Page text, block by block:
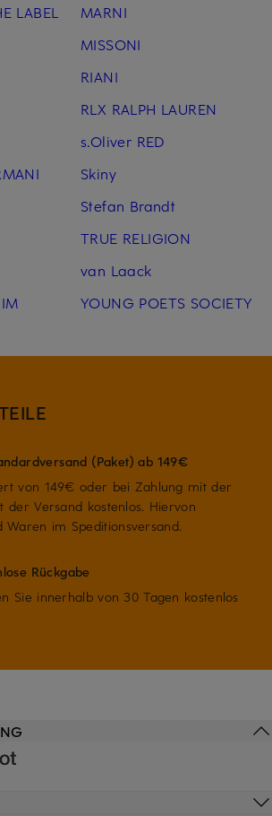
LABEL
MARNI
MISSONI
RIANI
RLX RALPH LAUREN
s.Oliver RED
Skiny
Stefan Brandt
TRUE RELIGION
van Laack
YOUNG POETS SOCIETY
(Paket) ab 149€
von 149€ oder bei Zahlung mit der
der Versand kostenlos. Hiervon
Waren im Speditionsversand.
Rückgabe
Sie innerhalb von 30 Tagen kostenlos